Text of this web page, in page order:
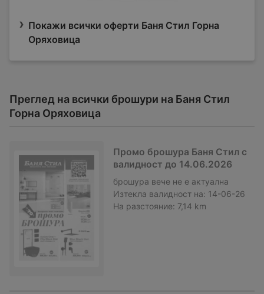
Покажи всички оферти Баня Стил Горна
Оряховица
Преглед на всички брошури на Баня Стил
Горна Оряховица
Промо брошура Баня Стил с
валидност до 14.06.2026
брошура вече не е актуална
Изтекла валидност на: 14-06-26
На разстояние: 7,14 km